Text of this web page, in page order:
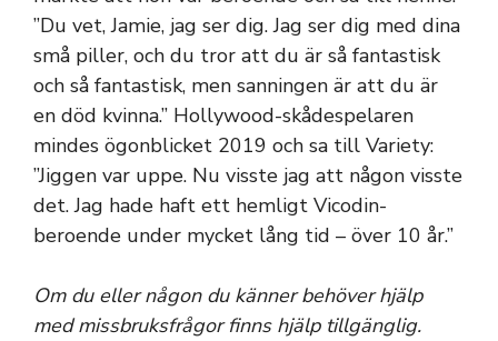
”Du vet, Jamie, jag ser dig. Jag ser dig med dina
små piller, och du tror att du är så fantastisk
och så fantastisk, men sanningen är att du är
en död kvinna.” Hollywood-skådespelaren
mindes ögonblicket 2019 och sa till Variety:
”Jiggen var uppe. Nu visste jag att någon visste
det. Jag hade haft ett hemligt Vicodin-
beroende under mycket lång tid – över 10 år.”
Om du eller någon du känner behöver hjälp
med missbruksfrågor finns hjälp tillgänglig.